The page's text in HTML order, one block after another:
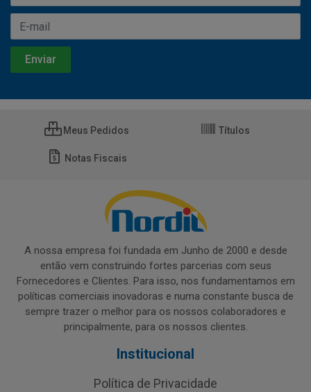
Meus Pedidos Títulos
Notas Fiscais
A nossa empresa foi fundada em Junho de 2000 e desde
então vem construindo fortes parcerias com seus
Fornecedores e Clientes. Para isso, nos fundamentamos em
políticas comerciais inovadoras e numa constante busca de
sempre trazer o melhor para os nossos colaboradores e
principalmente, para os nossos clientes.
Institucional
Política de Privacidade